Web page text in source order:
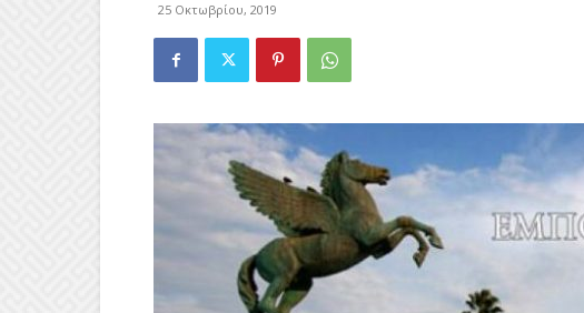
25 Οκτωβρίου, 2019